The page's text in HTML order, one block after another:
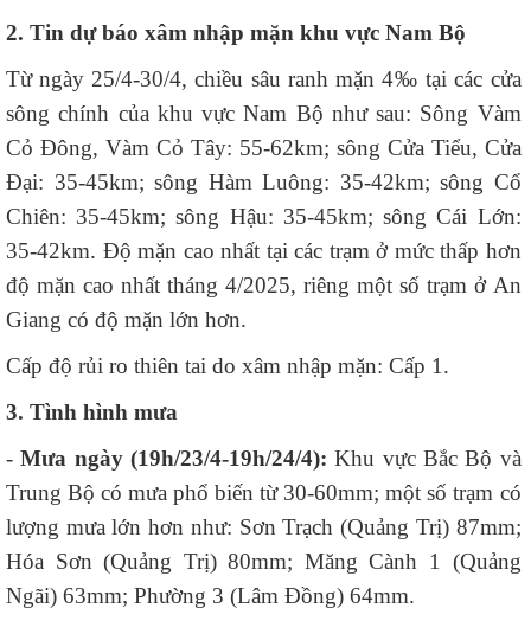
2. Tin dự báo xâm nhập mặn khu vực Nam Bộ
Từ ngày 25/4-30/4, chiều sâu ranh mặn 4‰ tại các cửa
sông chính của khu vực Nam Bộ như sau: Sông Vàm
Cỏ Đông, Vàm Cỏ Tây: 55-62km; sông Cửa Tiểu, Cửa
Đại: 35-45km; sông Hàm Luông: 35-42km; sông Cổ
Chiên: 35-45km; sông Hậu: 35-45km; sông Cái Lớn:
35-42km. Độ mặn cao nhất tại các trạm ở mức thấp hơn
độ mặn cao nhất tháng 4/2025, riêng một số trạm ở An
Giang có độ mặn lớn hơn.
Cấp độ rủi ro thiên tai do xâm nhập mặn: Cấp 1.
3. Tình hình mưa
-Mưa ngày (19h/23/4-19h/24/4):Khu vực Bắc Bộ và
Trung Bộ có mưa phổ biến từ 30-60mm; một số trạm có
lượng mưa lớn hơn như: Sơn Trạch (Quảng Trị) 87mm;
Hóa Sơn (Quảng Trị) 80mm; Măng Cành 1 (Quảng
Ngãi) 63mm; Phường 3 (Lâm Đồng) 64mm.